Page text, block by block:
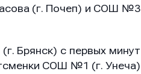
(г. Почеп) и СОШ №3
Брянск) с первых минут
СОШ №1 (г. Унеча)